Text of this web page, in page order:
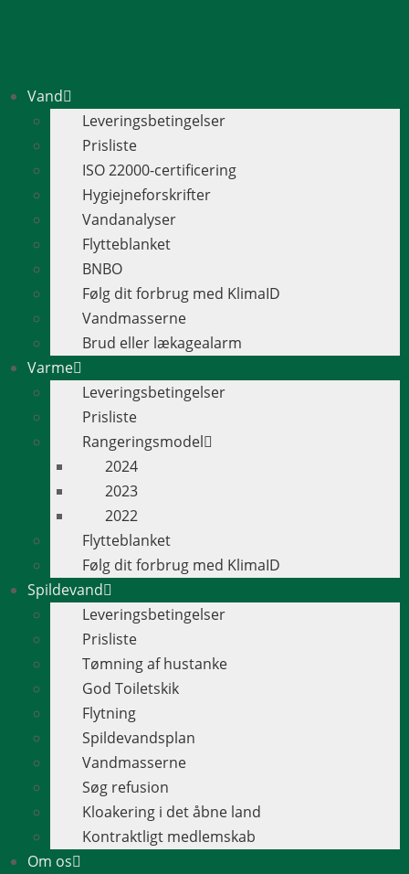
Vand
Leveringsbetingelser
Prisliste
ISO 22000-certificering
Hygiejneforskrifter
Vandanalyser
Flytteblanket
BNBO
Følg dit forbrug med KlimaID
Vandmasserne
Brud eller lækagealarm
Varme
Leveringsbetingelser
Prisliste
Rangeringsmodel
2024
2023
2022
Flytteblanket
Følg dit forbrug med KlimaID
Spildevand
Leveringsbetingelser
Prisliste
Tømning af hustanke
God Toiletskik
Flytning
Spildevandsplan
Vandmasserne
Søg refusion
Kloakering i det åbne land
Kontraktligt medlemskab
Om os